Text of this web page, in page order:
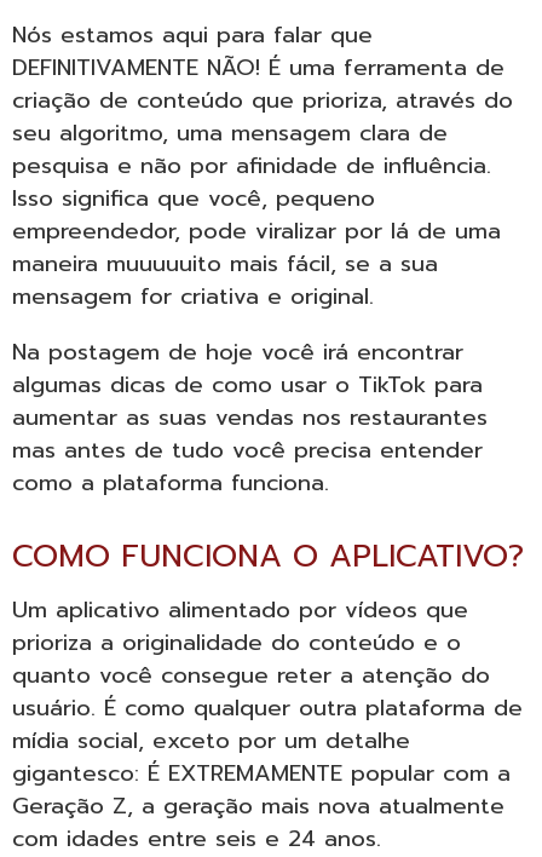
Nós estamos aqui para falar que
DEFINITIVAMENTE NÃO! É uma ferramenta de
criação de conteúdo que prioriza, através do
seu algoritmo, uma mensagem clara de
pesquisa e não por afinidade de influência.
Isso significa que você, pequeno
empreendedor, pode viralizar por lá de uma
maneira muuuuuito mais fácil, se a sua
mensagem for criativa e original.
Na postagem de hoje você irá encontrar
algumas dicas de como usar o TikTok para
aumentar as suas vendas nos restaurantes
mas antes de tudo você precisa entender
como a plataforma funciona.
COMO FUNCIONA O APLICATIVO?
Um aplicativo alimentado por vídeos que
prioriza a originalidade do conteúdo e o
quanto você consegue reter a atenção do
usuário. É como qualquer outra plataforma de
mídia social, exceto por um detalhe
gigantesco: É EXTREMAMENTE popular com a
Geração Z, a geração mais nova atualmente
com idades entre seis e 24 anos.